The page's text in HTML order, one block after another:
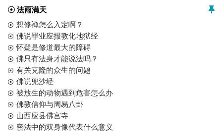
☉ 法雨满天
想修禅怎么入定啊？
佛说罪业应报教化地狱经
怀疑是修道最大的障碍
佛只有法身才能说法吗？
有关克隆的众生的问题
佛说兜沙经
被放生的动物遇到危害怎么办
佛教信仰与周易八卦
山西应县佛宫寺
密法中的双身像代表什么意义